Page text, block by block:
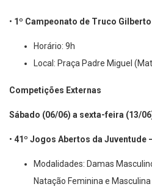
• 1º Campeonato de Truco
Horário: 9h
Local: Praça Padre Miguel
Competições Externas
Sábado (06/06) a sexta-feira (13/
• 41º Jogos Abertos da Juventude
Modalidades: Damas
Natação Feminina e Masculina